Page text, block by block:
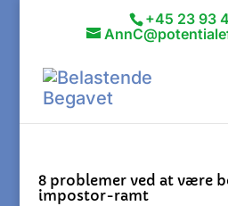
+45 23 93
8 problemer ved at være
impostor-ramt